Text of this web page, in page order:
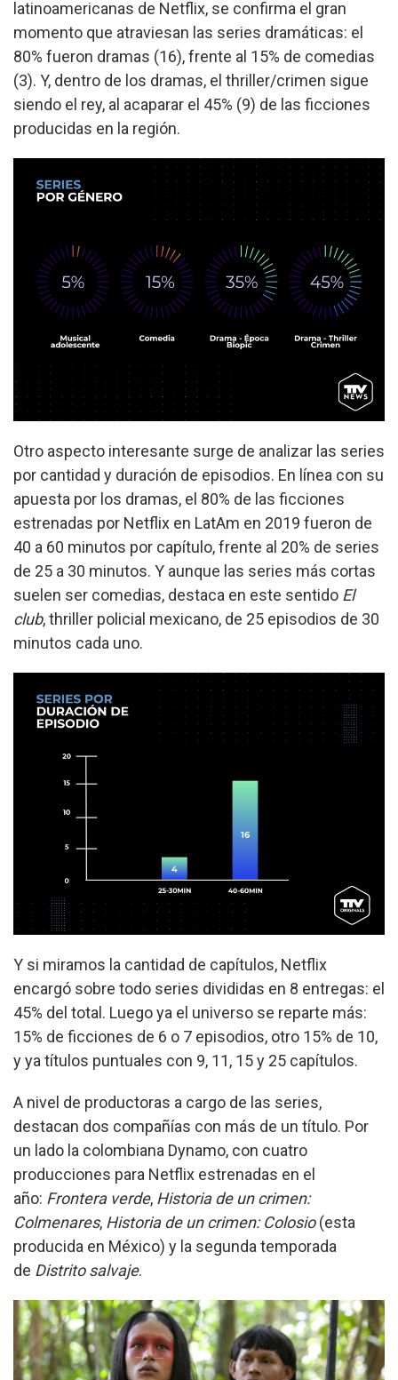
latinoamericanas de Netflix, se confirma el gran
momento que atraviesan las series dramáticas: el
80% fueron dramas (16), frente al 15% de comedias
(3). Y, dentro de los dramas, el thriller/crimen sigue
siendo el rey, al acaparar el 45% (9) de las ficciones
producidas en la región.
Otro aspecto interesante surge de analizar las series
por cantidad y duración de episodios. En línea con su
apuesta por los dramas, el 80% de las ficciones
estrenadas por Netflix en LatAm en 2019 fueron de
40 a 60 minutos por capítulo, frente al 20% de series
de 25 a 30 minutos. Y aunque las series más cortas
suelen ser comedias, destaca en este sentido El
club, thriller policial mexicano, de 25 episodios de 30
minutos cada uno.
Y si miramos la cantidad de capítulos, Netflix
encargó sobre todo series divididas en 8 entregas: el
45% del total. Luego ya el universo se reparte más:
15% de ficciones de 6 o 7 episodios, otro 15% de 10,
y ya títulos puntuales con 9, 11, 15 y 25 capítulos.
A nivel de productoras a cargo de las series,
destacan dos compañías con más de un título. Por
un lado la colombiana Dynamo, con cuatro
producciones para Netflix estrenadas en el
año: Frontera verde, Historia de un crimen:
Colmenares, Historia de un crimen: Colosio(esta
producida en México) y la segunda temporada
de Distrito salvaje.